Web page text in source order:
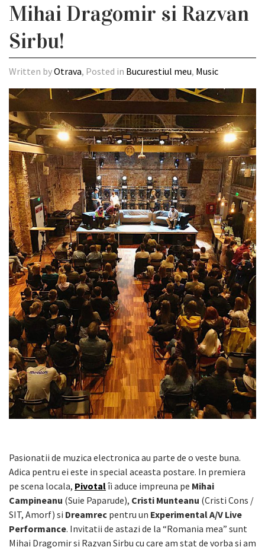
Mihai Dragomir si Razvan
Sirbu!
Written byOtrava, Posted in Bucurestiul meu, Music
Pasionatii de muzica electronica au parte de o veste buna.
Adica pentru ei este in special aceasta postare. In premiera
pe scena locala, Pivotalîi aduce impreuna pe Mihai
Campineanu (Suie Paparude), Cristi Munteanu (Cristi Cons /
SIT, Amorf) si Dreamrec pentru un Experimental A/V Live
Performance. Invitatii de astazi de la “Romania mea” sunt
Mihai Dragomir si Razvan Sirbu cu care am stat de vorba si am